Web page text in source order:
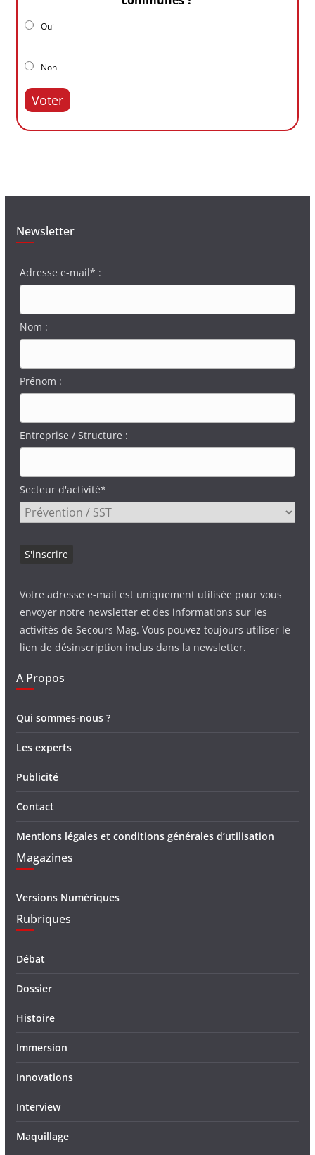
Oui
Non
Voter
Newsletter
Adresse e-mail* :
Nom :
Prénom :
Entreprise / Structure :
Secteur d'activité*
Votre adresse e-mail est uniquement utilisée pour vous
envoyer notre newsletter et des informations sur les
activités de Secours Mag. Vous pouvez toujours utiliser le
lien de désinscription inclus dans la newsletter.
A Propos
Qui sommes-nous ?
Les experts
Publicité
Contact
Mentions légales et conditions générales d’utilisation
Magazines
Versions Numériques
Rubriques
Débat
Dossier
Histoire
Immersion
Innovations
Interview
Maquillage